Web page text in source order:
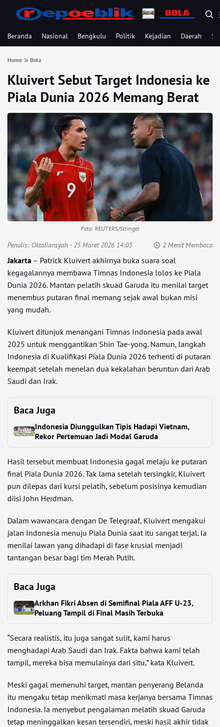
Beranda Nasional Bengkulu Politik Kejadian Daerah
Home Bola
Kluivert Sebut Target Indonesia ke
Piala Dunia 2026 Memang Berat
Foto: REUTERS/Stringer
Penulis: Oktaliansyah - 25 Maret 2026 14:03 2 Menit Membaca
Jakarta – Patrick Kluivert akhirnya buka suara soal
kegagalannya membawa Timnas Indonesia lolos ke Piala
Dunia 2026. Mantan pelatih skuad Garuda itu menilai target
menembus putaran final memang sejak awal bukan misi
yang mudah.
Kluivert ditunjuk menangani Timnas Indonesia pada awal
2025 untuk menggantikan Shin Tae-yong. Namun, langkah
Indonesia di Kualifikasi Piala Dunia 2026 terhenti di putaran
keempat setelah menelan dua kekalahan beruntun dari Arab
Saudi dan Irak.
Baca Juga
Indonesia Diunggulkan Tipis Hadapi Vietnam,
Rekor Pertemuan Jadi Modal Garuda
Hasil tersebut membuat Indonesia gagal melaju ke putaran
final Piala Dunia 2026. Tak lama setelah tersingkir, Kluivert
pun dilepas dari kursi pelatih, sebelum posisinya kemudian
diisi John Herdman.
Dalam wawancara dengan De Telegraaf, Kluivert mengakui
jalan Indonesia menuju Piala Dunia saat itu sangat terjal. Ia
menilai lawan yang dihadapi di fase krusial menjadi
tantangan besar bagi tim Merah Putih.
Baca Juga
Arkhan Fikri Absen di Semifinal Piala AFF U-23,
Peluang Tampil di Final Masih Terbuka
“Secara realistis, itu juga sangat sulit, kami harus
menghadapi Arab Saudi dan Irak. Fakta bahwa kami telah
tampil, mereka bisa memulainya dari situ,” kata Kluivert.
Meski gagal memenuhi target, mantan penyerang Belanda
itu mengaku tetap menikmati masa kerjanya bersama Timnas
Indonesia. Ia menyebut pengalaman melatih skuad Garuda
tetap meninggalkan kesan tersendiri, meski hasil akhir tidak